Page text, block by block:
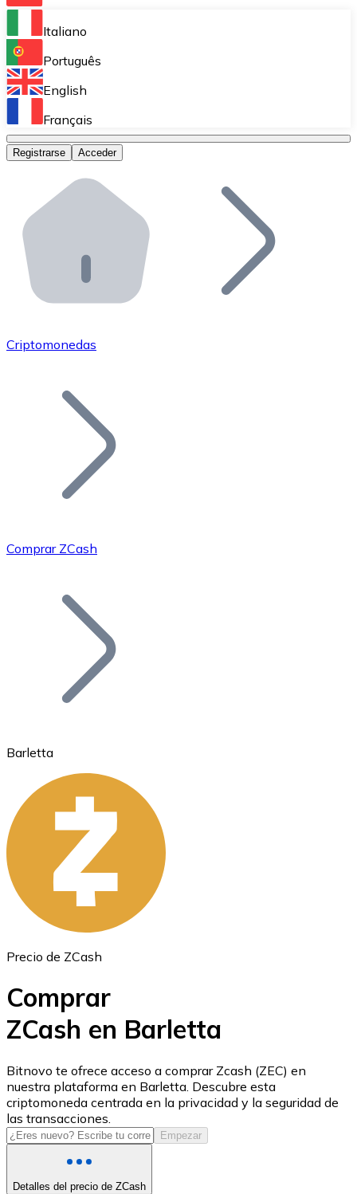
Bitnovo Ramp
Integra nuestra solución en tu plataforma.
Bitnovo Giftcards
Bitnovo OTC
Bitnovo ATM
Integra un ATM Bitnovo en tu negocio y permite que
Bitnovo API
Integra nuestra API en tu ecosistema.
Únete a nuestra red de distribuidores.
Añade tu proyecto a nuestro ecosistema.
Bitcoin
Ethereum
ETH
USD Coin
USDC
Italiano
Português
English
Français
Registrarse Acceder
Criptomonedas
Comprar ZCash
Barletta
Precio de ZCash
Comprar
ZCash en Barletta
Bitnovo te ofrece acceso a comprar Zcash (ZEC) en
nuestra plataforma en Barletta. Descubre esta
criptomoneda centrada en la privacidad y la seguridad de
las transacciones.
Empezar
Detalles del precio de ZCash